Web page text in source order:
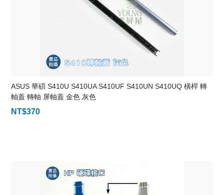
ASUS 華碩 S410U S410UA S410UF S410UN S410UQ 橫桿 轉
軸蓋 轉軸 屏軸蓋 金色 灰色
NT$370